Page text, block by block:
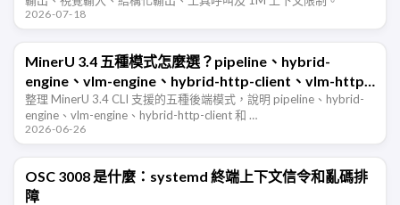
2026-07-18
MinerU 3.4 五種模式怎麼選？pipeline、hybrid-
engine、vlm-engine、hybrid-http-client、vlm-http-
client 一篇看懂
整理 MinerU 3.4 CLI 支援的五種後端模式，說明 pipeline、hybrid-
engine、vlm-engine、hybrid-http-client 和 …
2026-06-26
OSC 3008 是什麼：systemd 終端上下文信令和亂碼排
障